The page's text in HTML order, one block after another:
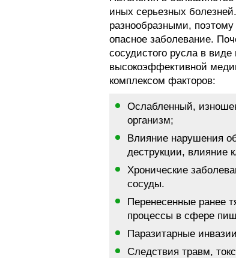
иных серьезных
разнообразными,
опасное заболевание.
сосудистого русла в
высокоэффективной
комплексом факторов:
Ослабленный,
организм;
Влияние нарушения
деструкции, влияние
Хронические
сосуды.
Перенесенные ранее
процессы в сфере
Паразитарные
Следствия травм,